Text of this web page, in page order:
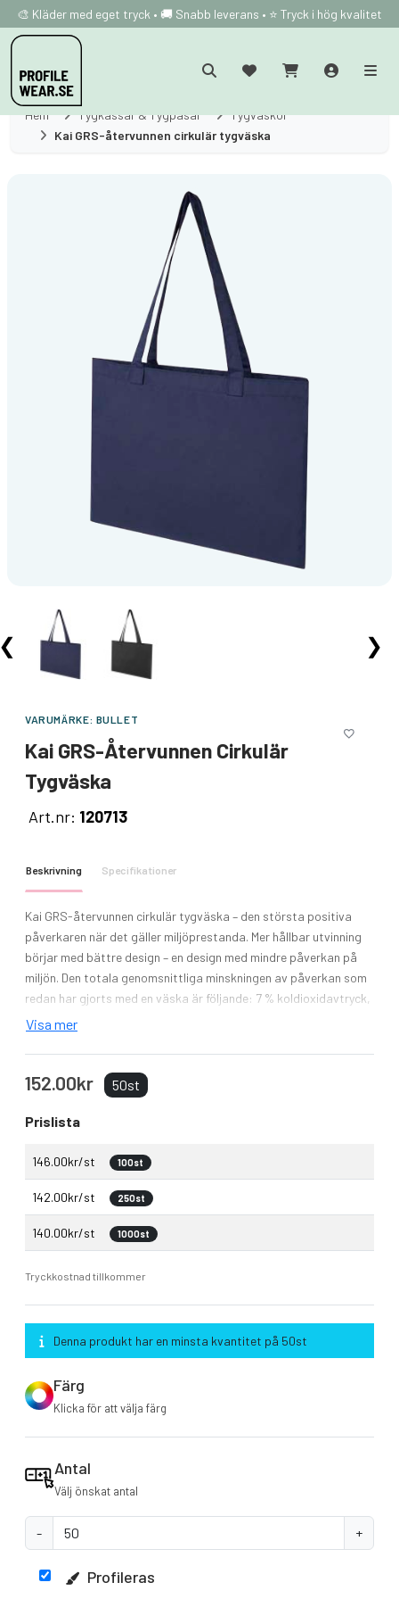
🎨 Kläder med eget tryck • 🚚 Snabb leverans • ⭐ Tryck i hög kvalitet
Hem Tygkassar & Tygpåsar
Tygväskor
Kai GRS-återvunnen cirkulär tygväska
❯
VARUMÄRKE: BULLET
Kai GRS-Återvunnen Cirkulär
Tygväska
Art.nr: 120713
Beskrivning Specifikationer
Kai GRS-återvunnen cirkulär tygväska – den största positiva
påverkaren när det gäller miljöprestanda. Mer hållbar utvinning
börjar med bättre design – en design med mindre påverkan på
miljön. Den totala genomsnittliga minskningen av påverkan som
redan har gjorts med en väska är följande: 7 % koldioxidavtryck,
42 % energi och 47 % miljökostnader. Kai är en klassisk och
nylon som är lämplig att använda dagligen. Platsen avsedd för
tryck är på fickan som också fungerar som påse. Väskan kan
returneras genom ett returprogram med en QR-kod som ger
ytterligare information.
Visa mer
152.00kr 50st
Prislista
146.00kr/st 100st
142.00kr/st 250st
140.00kr/st 1000st
Tryckkostnad tillkommer
Denna produkt har en minsta kvantitet på 50st
Färg
Klicka för att välja färg
Antal
Välj önskat antal
- +
Profileras